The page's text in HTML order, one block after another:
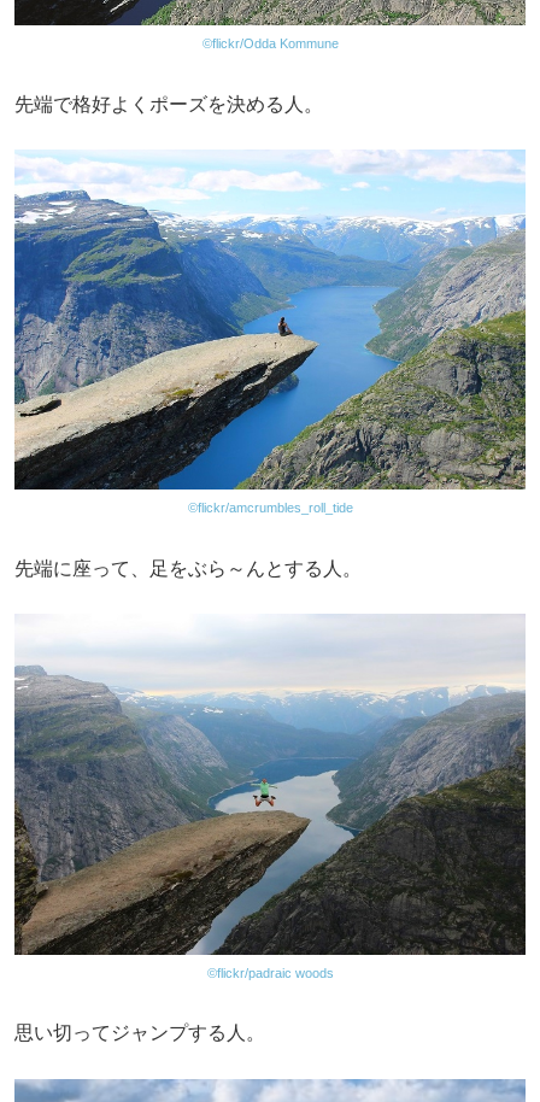
©flickr/Odda Kommune
先端で格好よくポーズを決める人。
©flickr/amcrumbles_roll_tide
先端に座って、足をぶら～んとする人。
©flickr/padraic woods
思い切ってジャンプする人。